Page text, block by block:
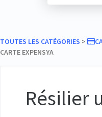
TOUTES LES CATÉGORIES ​ > ​
CARTE EXPENSYA
Résilier